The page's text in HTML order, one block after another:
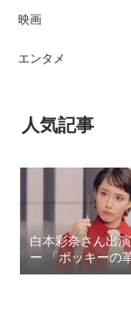
映画
エンタメ
人気記事
白本彩奈さん出
ー 「ポッキーの